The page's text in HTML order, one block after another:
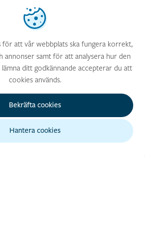
cookies
för att vår webbplats ska fungera korrekt,
annonser samt för att analysera hur den
ditt godkännande accepterar du att
cookies används.
Bekräfta cookies
Hantera cookies